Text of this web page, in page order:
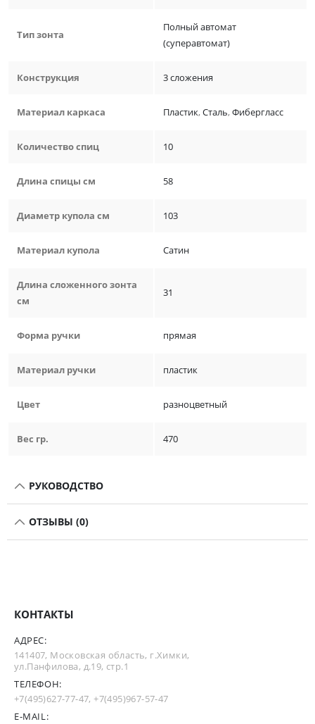
Тип зонта
Полный автомат
(суперавтомат)
Конструкция 3 сложения
Материал каркаса Пластик,Сталь,Фибергласс
Количество спиц 10
Длина спицы см 58
Диаметр купола см 103
Материал купола Сатин
Длина сложенного зонта
см
31
Форма ручки прямая
Материал ручки пластик
Цвет разноцветный
Вес гр. 470
РУКОВОДСТВО
ОТЗЫВЫ (0)
КОНТАКТЫ
АДРЕС:
141407, Московская область, г.Химки,
ул.Панфилова, д.19, стр.1
ТЕЛЕФОН:
+7(495)627-77-47,+7(495)967-57-47
E-MAIL: